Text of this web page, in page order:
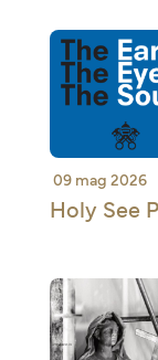
09 mag 2026
Holy See